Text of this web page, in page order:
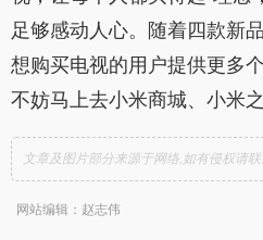
足够感动人心。随着四款新
想购买电视的用户提供更多
不妨马上去小米商城、小米
文章及图片部分来源于网络,如有侵权请联
网站编辑：赵志伟